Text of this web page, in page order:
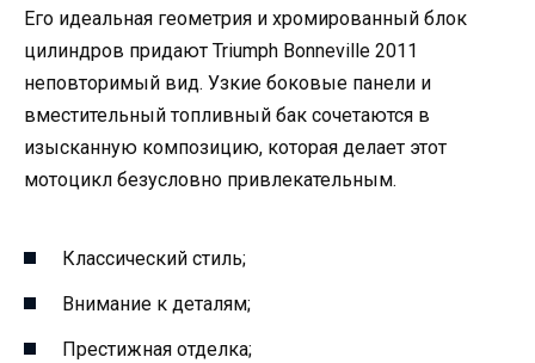
Его идеальная геометрия и хромированный блок
цилиндров придают Triumph Bonneville 2011
неповторимый вид. Узкие боковые панели и
вместительный топливный бак сочетаются в
изысканную композицию, которая делает этот
мотоцикл безусловно привлекательным.
Классический стиль;
Внимание к деталям;
Престижная отделка;